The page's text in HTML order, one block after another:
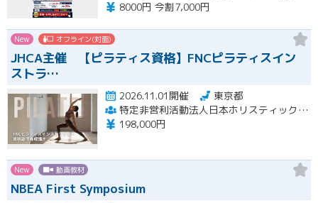
8000円 今割7,000円
New オフライン(対面)
JHCA主催 【ピラティス資格】FNCピラティスイン
ストラ…
2026.11.01開催
東京都
特定非営利活動法人日本ホリスティックコンディショニング協会
198,000円
New 動画教材
NBEA First Symposium